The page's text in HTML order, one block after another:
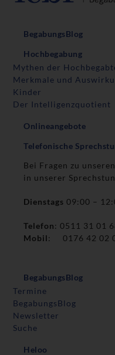
BegabungsBlog
Hochbegabung
Mythen der
Merkmale und
Kinder
Der Intelligenzquotient
Onlineangebote
Telefonische
Bei Fragen zu
in unserer
Dienstags09:00 –
Telefon: 0511 31 01
Mobil: 0176 42 02
BegabungsBlog
Termine
BegabungsBlog
Newsletter
Suche
Heloo